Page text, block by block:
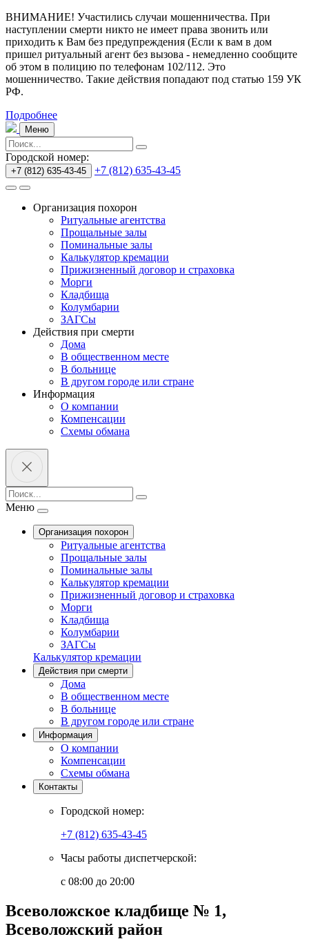
ВНИМАНИЕ! Участились случаи мошенничества. При
наступлении смерти никто не имеет права звонить или
приходить к Вам без предупреждения (Если к вам в дом
пришел ритуальный агент без вызова - немедленно сообщите
об этом в полицию по телефонам 102/112. Это
мошенничество. Такие действия попадают под статью 159 УК
РФ.
Подробнее
Меню
Городской номер:
+7 (812) 635-43-45 +7 (812) 635-43-45
Организация похорон
Ритуальные агентства
Прощальные залы
Поминальные залы
Калькулятор кремации
Прижизненный договор и страховка
Морги
Кладбища
Колумбарии
ЗАГСы
Действия при смерти
Дома
В общественном месте
В больнице
В другом городе или стране
Информация
О компании
Компенсации
Схемы обмана
Меню
Организация похорон
Ритуальные агентства
Прощальные залы
Поминальные залы
Калькулятор кремации
Прижизненный договор и страховка
Морги
Кладбища
Колумбарии
ЗАГСы
Калькулятор кремации
Действия при смерти
Дома
В общественном месте
В больнице
В другом городе или стране
Информация
О компании
Компенсации
Схемы обмана
Контакты
Городской номер:
+7 (812) 635-43-45
Часы работы диспетчерской:
с 08:00 до 20:00
Всеволожское кладбище № 1,
Всеволожский район